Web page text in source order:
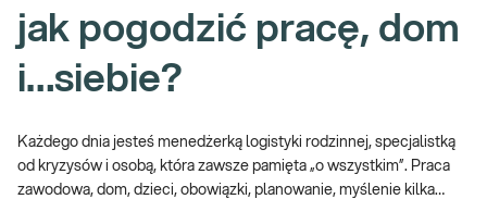
jak pogodzić pracę, dom
i…siebie?
Każdego dnia jesteś menedżerką logistyki rodzinnej, specjalistką
od kryzysów i osobą, która zawsze pamięta „o wszystkim”. Praca
zawodowa, dom, dzieci, obowiązki, planowanie, myślenie kilka